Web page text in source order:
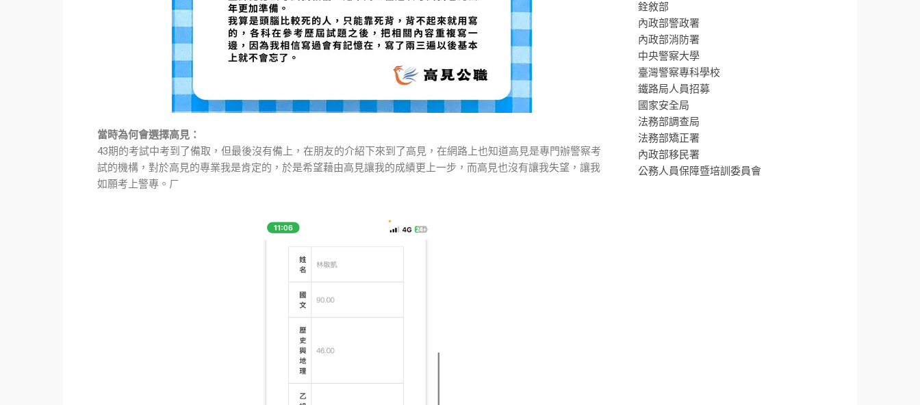
當時為何會選擇高見：
43期的考試中考到了備取，但最後沒有備上，在朋友的介紹下來到了高見，在網路上也知道高見是專門辦警察考
試的機構，對於高見的專業我是肯定的，於是希望藉由高見讓我的成績更上一步，而高見也沒有讓我失望，讓我
如願考上警專。ㄏ
銓敘部
內政部警政署
內政部消防署
中央警察大學
臺灣警察專科學校
鐵路局人員招募
國家安全局
法務部調查局
法務部矯正署
內政部移民署
公務人員保障暨培訓委員會